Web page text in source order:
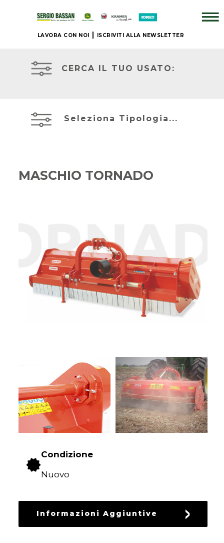
LAVORA CON NOI ISCRIVITI ALLA NEWSLETTER
NUOVO
NOLEGGIO
NEWS
CONTATTI
CERCA IL TUO USATO:
Seleziona Tipologia...
MASCHIO TORNADO
Condizione
Nuovo
Informazioni Aggiuntive
TRINCE
TESTATE
GIARDINAGGIO
RICAMBI